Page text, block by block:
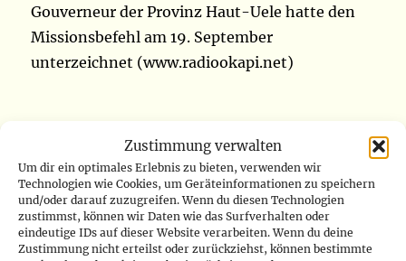
Zustimmung verwalten
Um dir ein optimales Erlebnis zu bieten, verwenden wir
Technologien wie Cookies, um Geräteinformationen zu speichern
und/oder darauf zuzugreifen. Wenn du diesen Technologien
zustimmst, können wir Daten wie das Surfverhalten oder
eindeutige IDs auf dieser Website verarbeiten. Wenn du deine
Zustimmung nicht erteilst oder zurückziehst, können bestimmte
Gouverneur der Provinz Haut-Uele hatte den
Missionsbefehl am 19. September
unterzeichnet (www.radiookapi.net)
DR Kongo: M23-Rebellen
übernehmen die Kontrolle über
Kamandi Gîte in Nord-Kivu
Die von Ruanda unterstützten M23-Rebellen in